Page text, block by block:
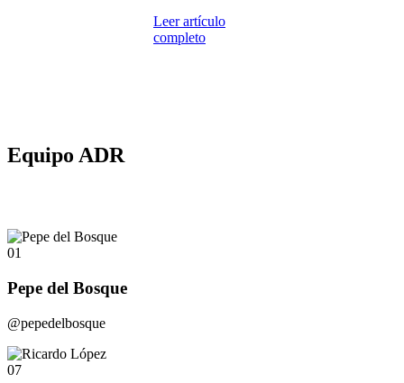
Leer artículo
completo
Equipo ADR
01
Pepe del Bosque
@pepedelbosque
07